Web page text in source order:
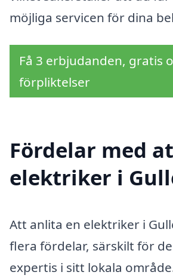
möjliga servicen för dina
Få 3 erbjudanden, gratis
förpliktelser
Fördelar med
elektriker i
Att anlita en elektriker i
flera fördelar, särskilt för
expertis i sitt lokala